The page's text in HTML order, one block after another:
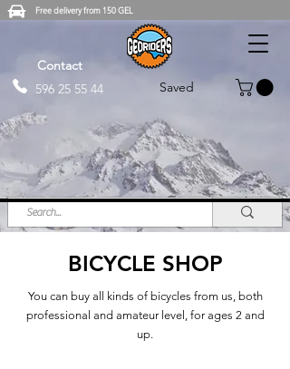
Free delivery from 150 GEL
Contact
596 25 55 44
Saved
BICYCLE SHOP
You can buy all kinds of bicycles from us, both
professional and amateur level, for ages 2 and
up.